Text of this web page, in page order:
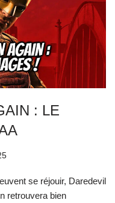
: LE
se réjouir, Daredevil
retrouvera bien